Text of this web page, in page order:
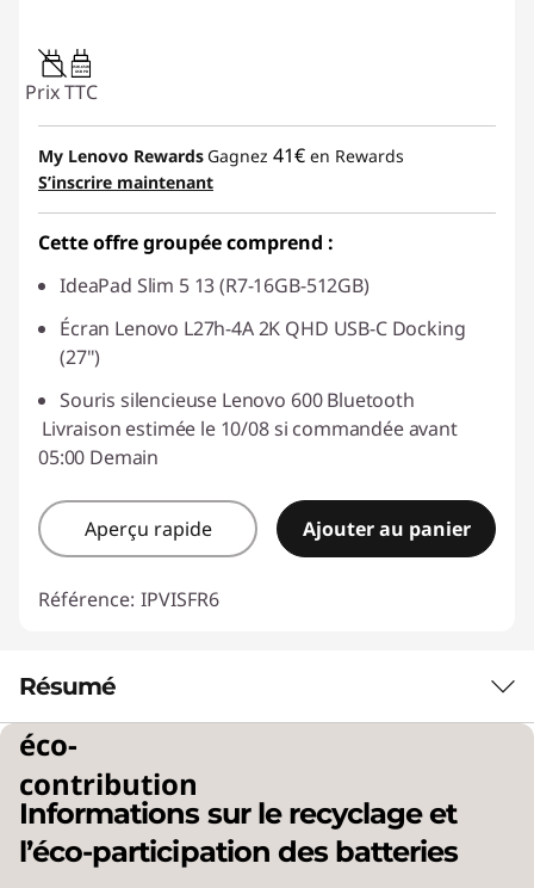
45W-65W
USB PD
Prix TTC
My Lenovo Rewards Gagnez 41€ en Rewards
S’inscrire maintenant
Cette offre groupée comprend :
IdeaPad Slim 5 13 (R7-16GB-512GB)
Écran Lenovo L27h-4A 2K QHD USB-C Docking
(27")
Souris silencieuse Lenovo 600 Bluetooth
Livraison estimée le 10/08 si commandée avant
05:00 Demain
Aperçu rapide Ajouter au panier
Référence: IPVISFR6
Résumé
Améliorez votre
productivité avec les
processeurs AMD
éco-
contribution
Informations sur le recyclage et
l’éco-participation des batteries